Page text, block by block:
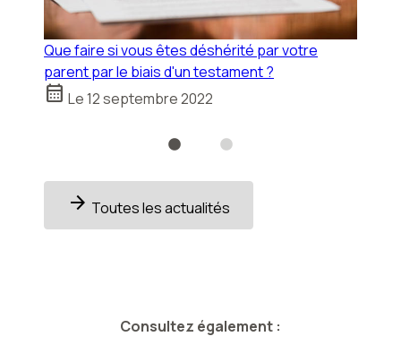
Que faire si vous êtes déshérité par votre
parent par le biais d'un testament ?
calendar_month Le12 septembre 2022
arrow_forward Toutes les actualités
Consultez également :